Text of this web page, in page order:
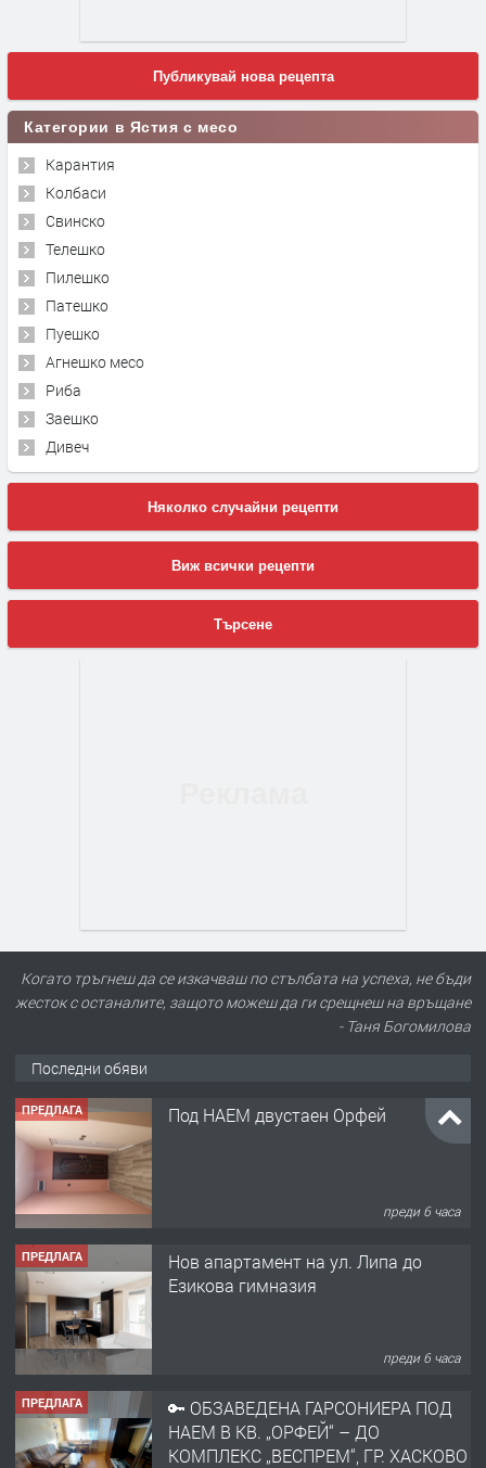
Публикувай нова рецепта
Категории в Ястия с месо
Карантия
Колбаси
Свинско
Телешко
Пилешко
Патешко
Пуешко
Агнешко месо
Риба
Заешко
Дивеч
Няколко случайни рецепти
Виж всички рецепти
Търсене
Когато тръгнеш да се изкачваш по стълбата на успеха, не бъди
жесток с останалите, защото можеш да ги срещнеш на връщане
- Таня Богомилова
Последни обяви
ПРЕДЛАГА Под НАЕМ двустаен Орфей
преди 6 часа
ПРЕДЛАГА
Нов апартамент на ул. Липа до
Езикова гимназия
преди 6 часа
ПРЕДЛАГА
🔑 ОБЗАВЕДЕНА ГАРСОНИЕРА ПОД
НАЕМ В КВ. „ОРФЕЙ“ – ДО
КОМПЛЕКС „ВЕСПРЕМ“, ГР. ХАСКОВО